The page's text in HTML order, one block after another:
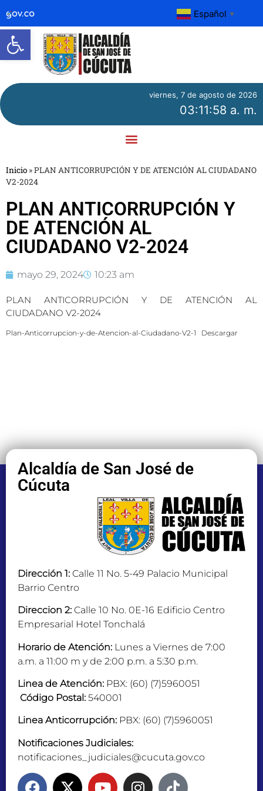
Abrir barra de herramientas
Español ▼
viernes, 7 de agosto de 2026
03:11:58 a. m.
Inicio »PLAN ANTICORRUPCIÓN Y DE ATENCIÓN AL CIUDADANO
V2-2024
PLAN ANTICORRUPCIÓN Y
DE ATENCIÓN AL
CIUDADANO V2-2024
mayo 29, 2024 10:23 am
PLAN ANTICORRUPCIÓN Y DE ATENCIÓN AL
CIUDADANO V2-2024
Plan-Anticorrupcion-y-de-Atencion-al-Ciudadano-V2-1 Descargar
Alcaldía de San José de
Cúcuta
Dirección 1: Calle 11 No. 5-49 Palacio Municipal
Barrio Centro
Direccion 2: Calle 10 No. 0E-16 Edificio Centro
Empresarial Hotel Tonchalá
Horario de Atención: Lunes a Viernes de 7:00
a.m. a 11:00 m y de 2:00 p.m. a 5:30 p.m.
Linea de Atención: PBX: (60) (7)5960051
Código Postal: 540001
Linea Anticorrupción: PBX: (60) (7)5960051
Notificaciones Judiciales:
notificaciones_judiciales@cucuta.gov.co